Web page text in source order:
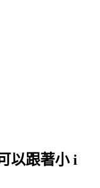
以跟著小 i